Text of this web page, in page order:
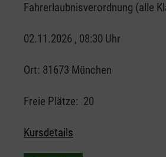
Fahrerlaubnisverordnung (alle
02.11.2026 , 08:30 Uhr
Ort: 81673 München
Freie Plätze: 20
Kursdetails